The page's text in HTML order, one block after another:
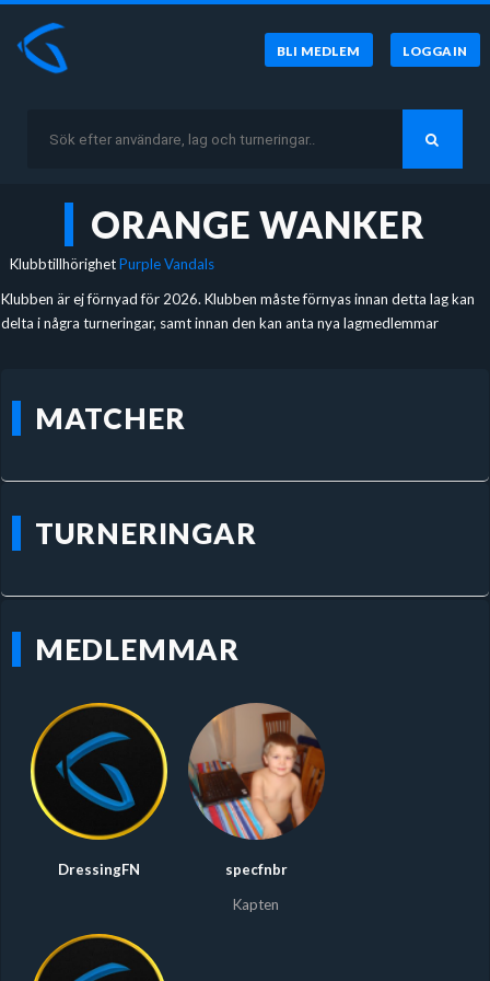
BLI MEDLEM LOGGA IN
ORANGE WANKER
KlubbtillhörighetPurple Vandals
Klubben är ej förnyad för 2026. Klubben måste förnyas innan detta lag kan
delta i några turneringar, samt innan den kan anta nya lagmedlemmar
MATCHER
TURNERINGAR
MEDLEMMAR
DressingFN
specfnbr
Kapten